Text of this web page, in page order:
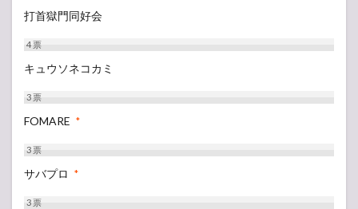
打首獄門同好会
4票
キュウソネコカミ
3票
FOMARE *
3票
サバプロ *
3票